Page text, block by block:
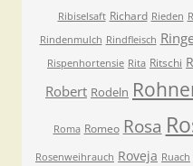
Ribiselsaft Richard Rieden
Rindenmulch Rindfleisch
Rispenhortensie Rita Ritschi
Robert Rodeln
Roma Romeo Rosa
Rosenweihrauch Roveja Ruach